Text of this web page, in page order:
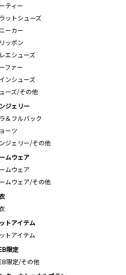
ティー
ットシューズ
ーカー
ッポン
エシューズ
ファー
ンシューズ
ーズ/その他
ジェリー
＆フルバック
ーツ
ジェリー/その他
ムウェア
ムウェア
ムウェア/その他
トアイテム
トアイテム
限定
限定/その他